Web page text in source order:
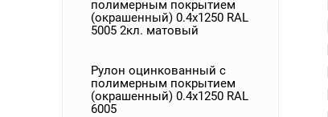
полимерным покрытием
(окрашенный) 0.4x1250 RAL
5005 2кл. матовый
Рулон оцинкованный с
полимерным покрытием
(окрашенный) 0.4x1250 RAL
6005